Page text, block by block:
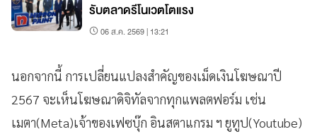
รับตลาดรีโนเวตโตแรง
06 ส.ค. 2569 | 13:21
นอกจากนี้ การเปลี่ยนแปลงสำคัญของเม็ดเงินโฆษณาปี
2567 จะเห็นโฆษณาดิจิทัลจากทุกแพลตฟอร์ม เช่น
เมตา(Meta)เจ้าของเฟซบุ๊ก อินสตาแกรม ฯ ยูทูป(Youtube)